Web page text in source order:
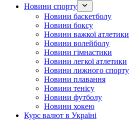
Новини спорту
Новини баскетболу
Новини боксу
Новини важкої атлетики
Новини волейболу
Новини гімнастики
Новини легкої атлетики
Новини лижного спорту
Новини плавання
Новини тенісу
Новини футболу
Новини хокею
Курс валют в Україні